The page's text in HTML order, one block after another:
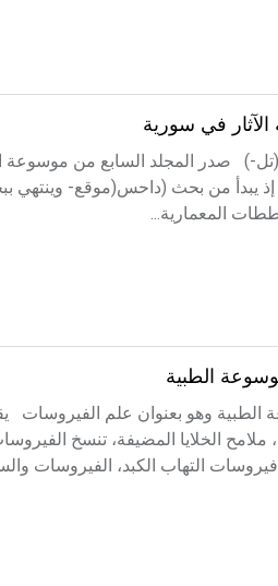
في سورية
) صدر المجلد السابع من موسوعة
إذ يبدأ من بحث (داحس(موقع-
المعمارية...
الطبية
الخلايا المضيفة، تنسخ
التهاب الكبد، الفيروسات